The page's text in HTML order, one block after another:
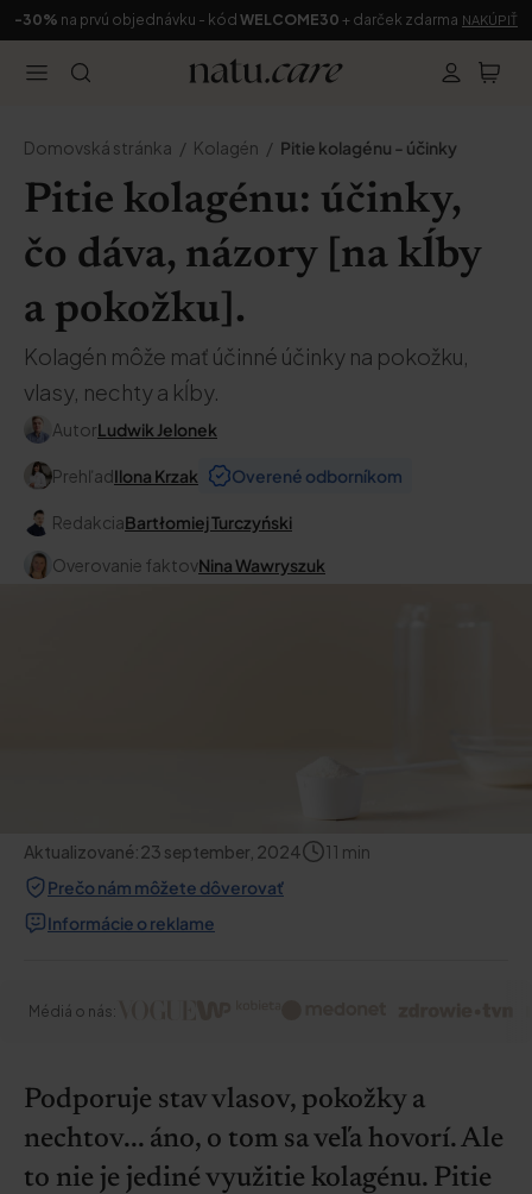
-30% na prvú objednávku - kód WELCOME30 + darček zdarma NAKÚPIŤ
Domovská stránka Kolagén Pitie kolagénu - účinky
Pitie kolagénu: účinky,
čo dáva, názory [na kĺby
a pokožku].
Kolagén môže mať účinné účinky na pokožku,
vlasy, nechty a kĺby.
AutorLudwik Jelonek
PrehľadIlona Krzak Overené odborníkom
RedakciaBartłomiej Turczyński
Overovanie faktovNina Wawryszuk
Aktualizované:23 september, 2024 11 min
Prečo nám môžete dôverovať
Informácie o reklame
Médiá o nás:
Podporuje stav vlasov, pokožky a
nechtov... áno, o tom sa veľa hovorí. Ale
to nie je jediné využitie kolagénu. Pitie